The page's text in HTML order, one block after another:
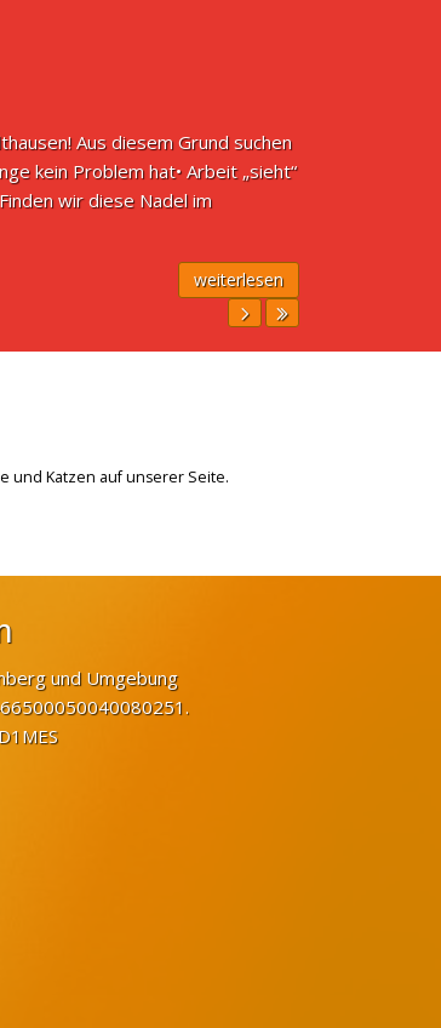
Aus diesem Grund suchen
kein Problem hat• Arbeit „sieht“
wir diese Nadel im
weiterlesen
und Katzen auf unserer Seite.
und Umgebung